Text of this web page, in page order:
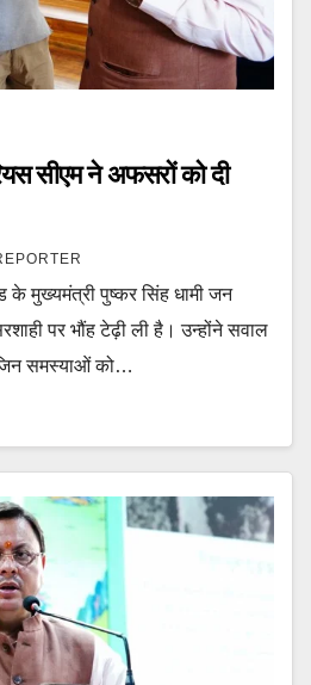
सीएम ने अफसरों को दी
के मुख्यमंत्री पुष्कर सिंह धामी जन
पर भौंह टेढ़ी ली है। उन्होंने सवाल
जिन समस्याओं को…